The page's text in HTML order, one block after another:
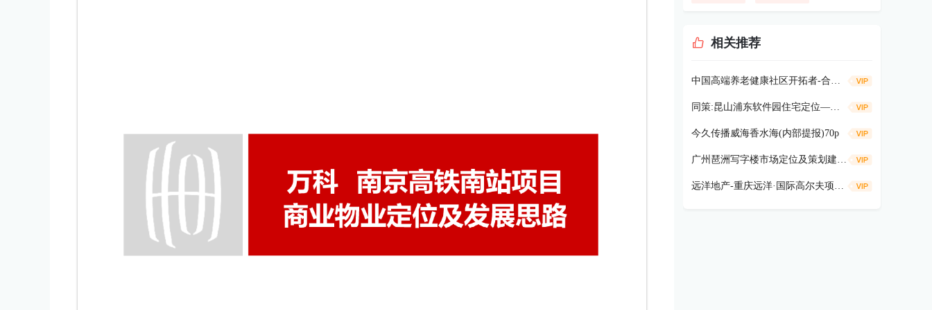
相关推荐
中国高端养老健康社区开拓者-合众“健康谷” 汇报53p
同策:昆山浦东软件园住宅定位—建筑风格135P
今久传播威海香水海(内部提报)70p
广州琶洲写字楼市场定位及策划建议38p
远洋地产-重庆远洋·国际高尔夫项目定位全案381p